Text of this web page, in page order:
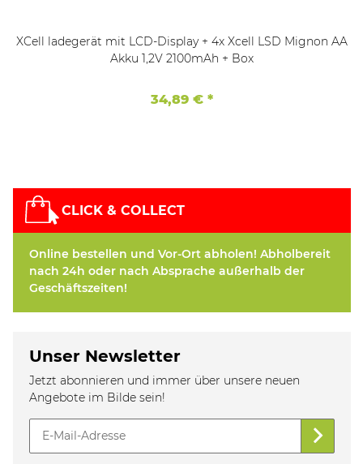
XCell ladegerät mit LCD-Display + 4x Xcell LSD Mignon AA
Akku 1,2V 2100mAh + Box
34,89 € *
CLICK & COLLECT
Online bestellen und Vor-Ort abholen! Abholbereit
nach 24h oder nach Absprache außerhalb der
Geschäftszeiten!
Unser Newsletter
Jetzt abonnieren und immer über unsere neuen
Angebote im Bilde sein!